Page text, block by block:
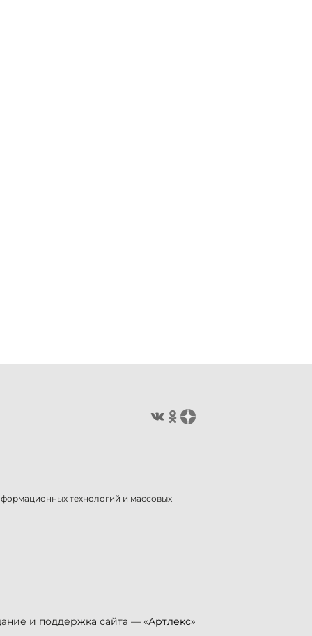
технологий и массовых
и поддержка сайта — «Артлекс»